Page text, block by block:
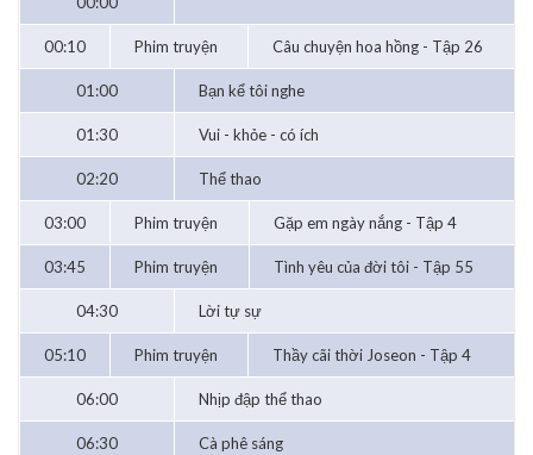
00:10 Phim truyện Câu chuyện hoa hồng - Tập 26
01:00 Bạn kể tôi nghe
01:30 Vui - khỏe - có ích
02:20 Thể thao
03:00 Phim truyện Gặp em ngày nắng - Tập 4
03:45 Phim truyện Tình yêu của đời tôi - Tập 55
04:30 Lời tự sự
05:10 Phim truyện Thầy cãi thời Joseon - Tập 4
06:00 Nhịp đập thể thao
06:30 Cà phê sáng